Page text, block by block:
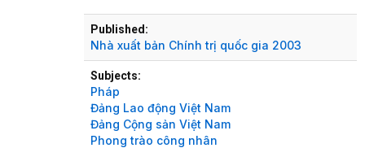
Published:
Nhà xuất bản Chính trị quốc gia 2003
Subjects:
Pháp
Đảng Lao động Việt Nam
Đảng Cộng sản Việt Nam
Phong trào công nhân